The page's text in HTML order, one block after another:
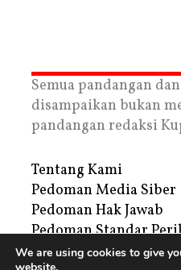
Semua pandangan
disampaikan bukan
pandangan redaksi
Tentang Kami
Pedoman Media Siber
Pedoman Hak Jawab
Pedoman Standar
Privacy Policy
We are using cookies to give